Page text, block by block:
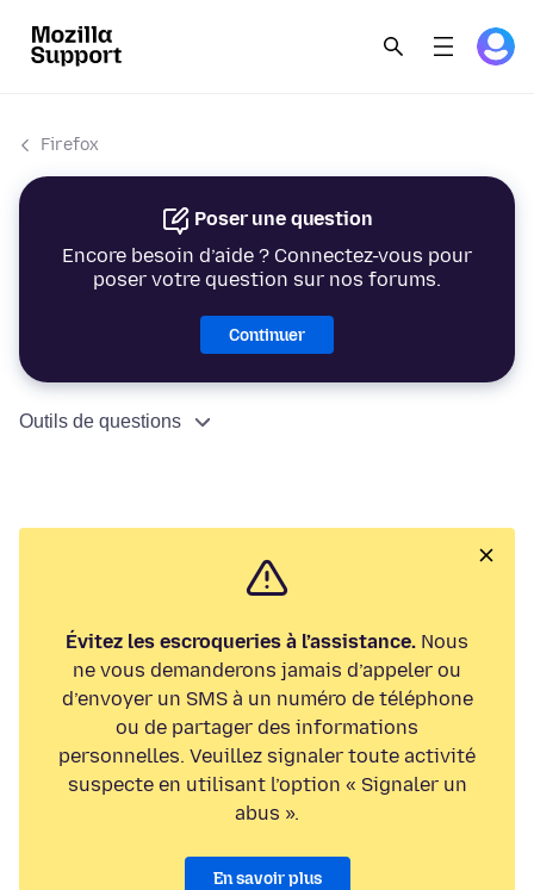
Firefox
Poser une question
Encore besoin d’aide ? Connectez-vous pour
poser votre question sur nos forums.
Continuer
Outils de questions
Évitez les escroqueries à l’assistance. Nous
ne vous demanderons jamais d’appeler ou
d’envoyer un SMS à un numéro de téléphone
ou de partager des informations
personnelles. Veuillez signaler toute activité
suspecte en utilisant l’option « Signaler un
abus ».
En savoir plus